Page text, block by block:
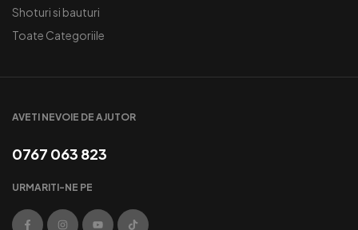
Shoturi si bauturi
Toate Categoriile
AVETI NEVOIE DE AJUTOR
0767 063 823
URMARITI-NE PE